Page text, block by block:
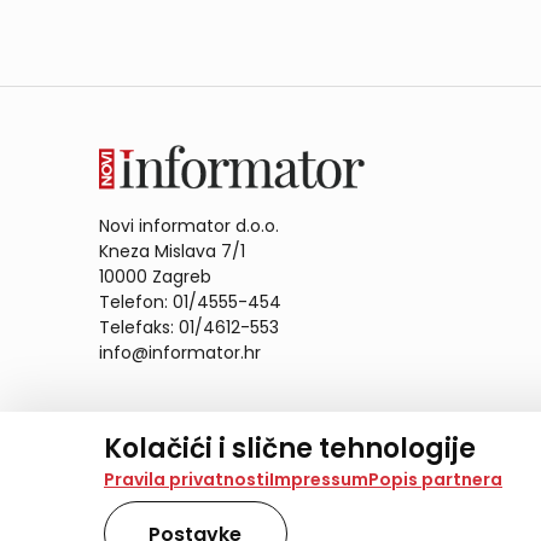
Kolačići i slične tehnologije
Na našoj web stranici koristimo kolačiće i slične
analiziramo promet na stranici te prikazujemo
također koriste ove tehnologije.
Pravila privatnostiImpressumPopis partnera
Postavke
Novi informator d.o.o.
Kneza Mislava 7/1
10000 Zagreb
Telefon: 01/4555-454
Telefaks: 01/4612-553
info@informator.hr